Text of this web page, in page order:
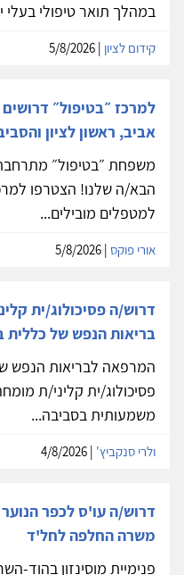
במהלך תואר טיפולי בעלי
קידום לציון
אביב, ראשון לציון
משפחת ״בטיפול״
הבא/ה שלנו! הצטרפו
למטפלים מובילים...
אורי פוקס
דרוש/ה פסיכולוג/ית
בריאות הנפש של כללית
המרפאה לבריאות הנפש
פסיכולוג/ית קליני/ת
משמעותית בסביבה...
ולרי סנקביץ'
משרה החלפה לחל'ד
פנימיית מוסינזון